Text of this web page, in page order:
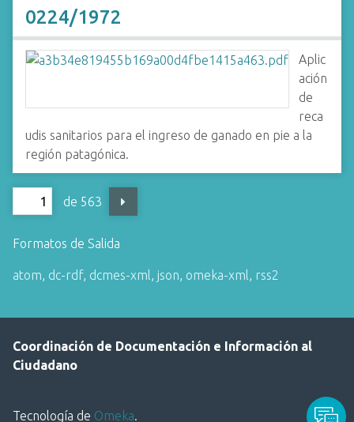
0224/1972
Aplic
ación
de
reca
udis sanitarios para el ingreso de ganado en pie a la
región patagónica.
de 563
Formatos de Salida
atom, dc-rdf, dcmes-xml, json, omeka-xml, rss2
Coordinación de Documentación e Información al
Ciudadano
Tecnología de Omeka.